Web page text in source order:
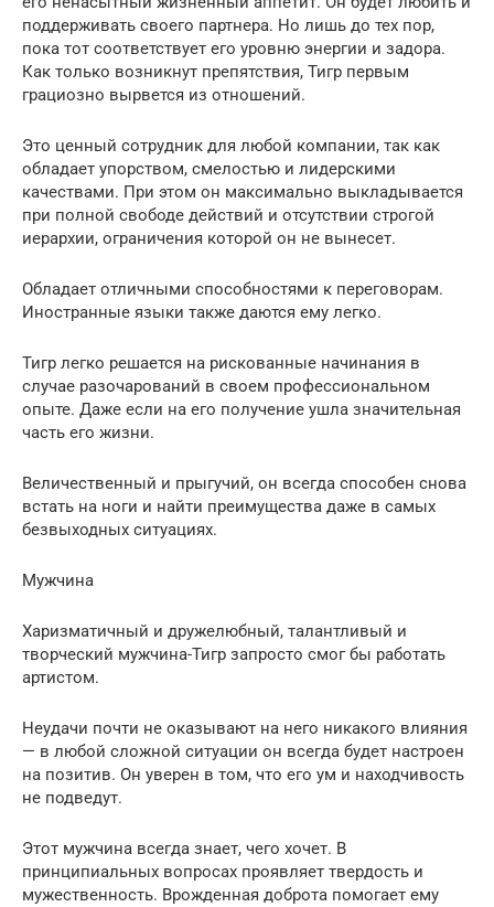
поддерживать своего партнера. Но лишь до тех пор,
пока тот соответствует его уровню энергии и задора.
Как только возникнут препятствия, Тигр первым
грациозно вырвется из отношений.
Это ценный сотрудник для любой компании, так как
обладает упорством, смелостью и лидерскими
качествами. При этом он максимально выкладывается
при полной свободе действий и отсутствии строгой
иерархии, ограничения которой он не вынесет.
Обладает отличными способностями к переговорам.
Иностранные языки также даются ему легко.
Тигр легко решается на рискованные начинания в
случае разочарований в своем профессиональном
опыте. Даже если на его получение ушла значительная
часть его жизни.
Величественный и прыгучий, он всегда способен снова
встать на ноги и найти преимущества даже в самых
безвыходных ситуациях.
Мужчина
Харизматичный и дружелюбный, талантливый и
творческий мужчина-Тигр запросто смог бы работать
артистом.
Неудачи почти не оказывают на него никакого влияния
— в любой сложной ситуации он всегда будет настроен
на позитив. Он уверен в том, что его ум и находчивость
не подведут.
Этот мужчина всегда знает, чего хочет. В
принципиальных вопросах проявляет твердость и
мужественность. Врожденная доброта помогает ему